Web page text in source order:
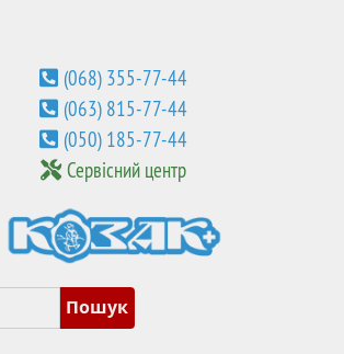
(068) 355-77-44
(063) 815-77-44
(050) 185-77-44
Сервісний центр